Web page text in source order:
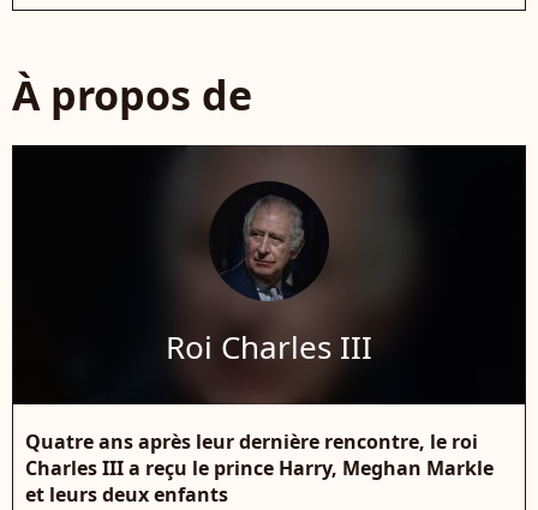
À propos de
Roi Charles III
Quatre ans après leur dernière rencontre, le roi
Charles III a reçu le prince Harry, Meghan Markle
et leurs deux enfants